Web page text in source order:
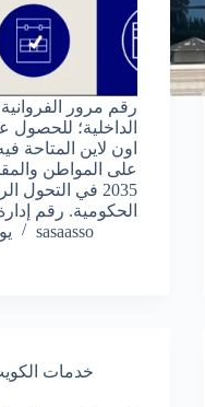
رقم مرور
الداخلية؛
اون لاين المتاحة
على المواطن
2035 في
الحكومية. رقم
sasaasso
خدمات